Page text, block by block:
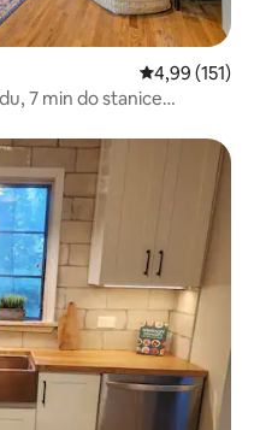
Prosječna
4,99 (151)
7 min do stanice